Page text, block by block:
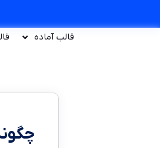
قالب آماده